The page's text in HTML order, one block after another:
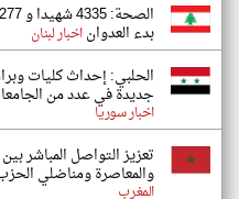
بدء العدواناخبار لبنان
الحلبي: إحداث كليات
جديدة في عدد من
اخبار سوريا
تعزيز التواصل المباشر
والمعاصرة ومناضلي
المغرب